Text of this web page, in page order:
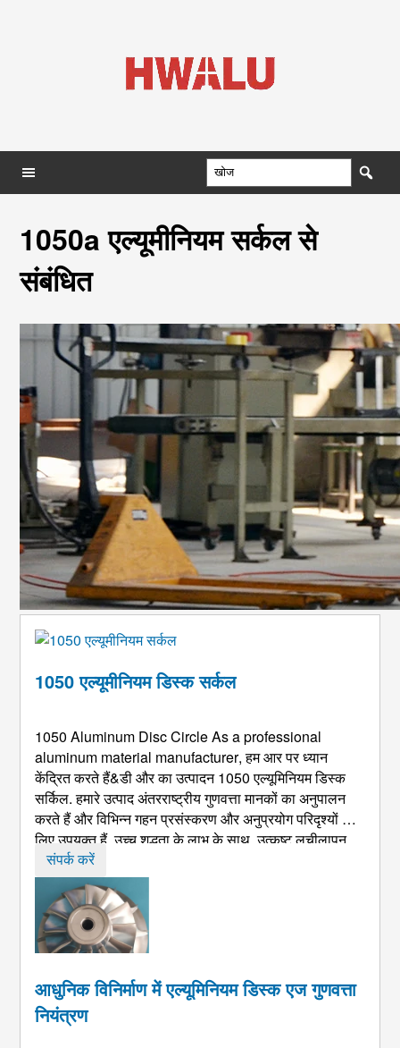
1050a एल्यूमीनियम सर्कल से
संबंधित
1050 एल्यूमीनियम डिस्क सर्कल
1050Aluminum Disc Circle As a professional
aluminum material manufacturer, हम आर पर ध्यान
केंद्रित करते हैं&डी और का उत्पादन 1050 एल्यूमिनियम डिस्क
सर्किल. हमारे उत्पाद अंतरराष्ट्रीय गुणवत्ता मानकों का अनुपालन
करते हैं और विभिन्न गहन प्रसंस्करण और अनुप्रयोग परिदृश्यों के
लिए उपयुक्त हैं. उच्च शुद्धता के लाभ के साथ, उत्कृष्ट लचीलापन,
आसान प्रसंस्करण और लागत-प्रभावशीलता, वे पसंदीदा सामग्री
बन गए हैं ...
संपर्क करें
आधुनिक विनिर्माण में एल्यूमिनियम डिस्क एज गुणवत्ता
नियंत्रण